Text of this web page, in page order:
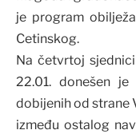
je program
Cetinskog.
Na četvrtoj
22.01. donešen
dobijenih od strane
između ostalog